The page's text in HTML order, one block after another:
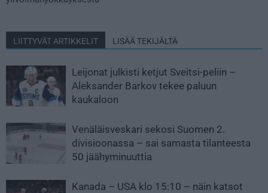
LIITTYVÄT ARTIKKELIT LISÄÄ TEKIJÄLTÄ
Leijonat julkisti ketjut Sveitsi-peliin –
Aleksander Barkov tekee paluun
kaukaloon
Venäläisveskari sekosi Suomen 2.
divisioonassa – sai samasta tilanteesta
50 jäähyminuuttia
Kanada – USA klo 15:10 – näin katsot